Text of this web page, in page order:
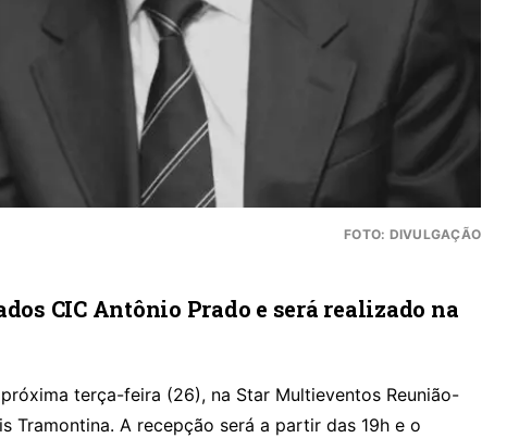
FOTO: DIVULGAÇÃO
CIC Antônio Prado e será realizado na
terça-feira (26), na Star Multieventos Reunião-
Tramontina. A recepção será a partir das 19h e o